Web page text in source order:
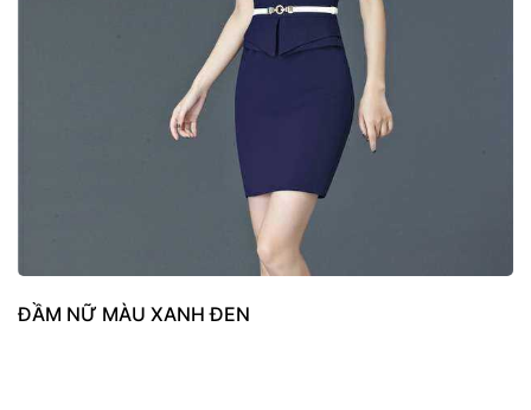
ĐẦM NỮ MÀU XANH ĐEN